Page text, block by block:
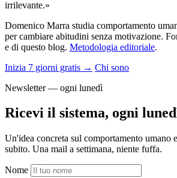
irrilevante.»
Domenico Marra studia comportamento
per cambiare abitudini senza motivazione.
e di questo blog. Metodologia editoriale.
Inizia 7 giorni gratis → Chi sono
Newsletter — ogni lunedì
Ricevi il sistema, ogni
Un'idea concreta sul comportamento umano
subito. Una mail a settimana, niente fuffa.
Nome